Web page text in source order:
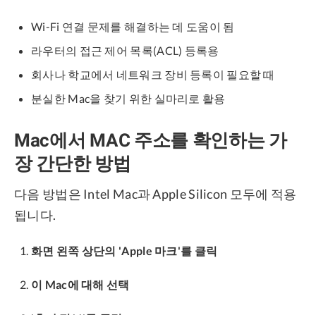
Wi-Fi 연결 문제를 해결하는 데 도움이 됨
라우터의 접근 제어 목록(ACL) 등록용
회사나 학교에서 네트워크 장비 등록이 필요할 때
분실한 Mac을 찾기 위한 실마리로 활용
Mac에서 MAC 주소를 확인하는 가
장 간단한 방법
다음 방법은 Intel Mac과 Apple Silicon 모두에 적용
됩니다.
화면 왼쪽 상단의 'Apple 마크'를 클릭
이 Mac에 대해 선택